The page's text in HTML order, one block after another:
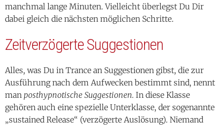
manchmal lange Minuten. Vielleicht überlegst Du Dir
dabei gleich die nächsten möglichen Schritte.
Zeitverzögerte Suggestionen
Alles, was Du in Trance an Suggestionen gibst, die zur
Ausführung nach dem Aufwecken bestimmt sind, nennt
man posthypnotische Suggestionen. In diese Klasse
gehören auch eine spezielle Unterklasse, der sogenannte
„sustained Release“ (verzögerte Auslösung). Niemand